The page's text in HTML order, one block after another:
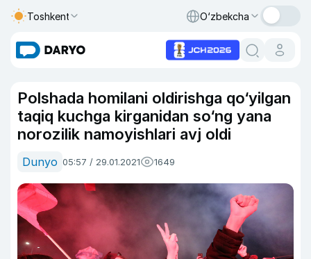
Toshkent O‘zbekcha
Polshada homilani oldirishga qo‘yilgan
taqiq kuchga kirganidan so‘ng yana
norozilik namoyishlari avj oldi
Dunyo 05:57 / 29.01.2021 1649